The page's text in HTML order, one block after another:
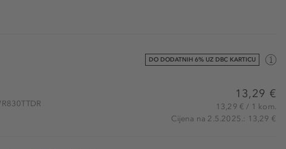
DO DODATNIH 6% UZ DBC KARTICU
13,29 €
13,29 € / 1 kom.
Cijena na 2.5.2025.: 13,29 €